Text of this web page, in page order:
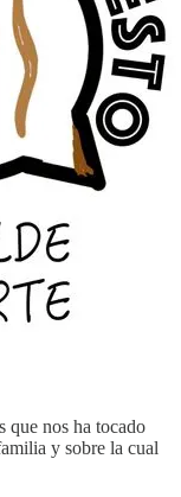
que nos ha tocado
y sobre la cual